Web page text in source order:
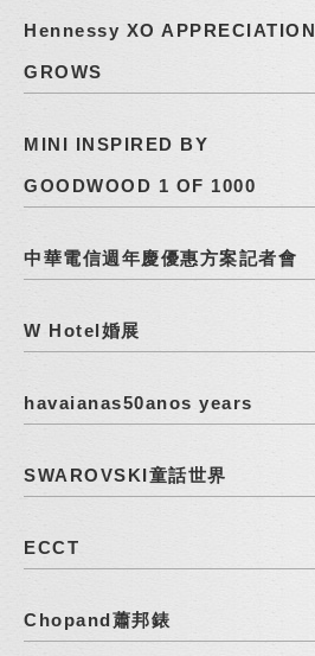
Hennessy XO APPRECIATION
GROWS
MINI INSPIRED BY
GOODWOOD 1 OF 1000
中華電信週年慶優惠方案記者會
W Hotel婚展
havaianas50anos years
SWAROVSKI童話世界
ECCT
Chopand蕭邦錶